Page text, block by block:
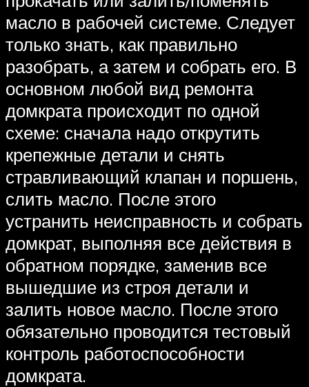
масло в рабочей системе. Следует
только знать, как правильно
разобрать, а затем и собрать его. В
основном любой вид ремонта
домкрата происходит по одной
схеме: сначала надо открутить
крепежные детали и снять
стравливающий клапан и поршень,
слить масло. После этого
устранить неисправность и собрать
домкрат, выполняя все действия в
обратном порядке, заменив все
вышедшие из строя детали и
залить новое масло. После этого
обязательно проводится тестовый
контроль работоспособности
домкрата.